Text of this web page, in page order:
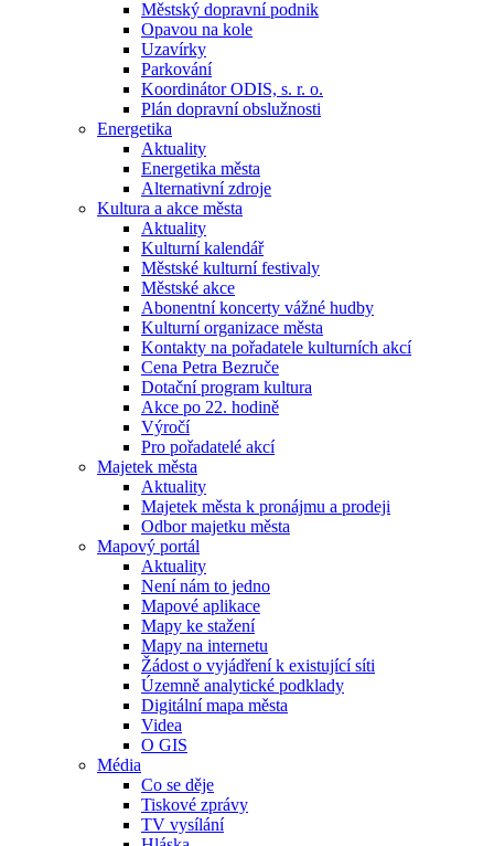
Městský dopravní podnik
Opavou na kole
Uzavírky
Parkování
Koordinátor ODIS, s. r. o.
Plán dopravní obslužnosti
Energetika
Aktuality
Energetika města
Alternativní zdroje
Kultura a akce města
Aktuality
Kulturní kalendář
Městské kulturní festivaly
Městské akce
Abonentní koncerty vážné hudby
Kulturní organizace města
Kontakty na pořadatele kulturních akcí
Cena Petra Bezruče
Dotační program kultura
Akce po 22. hodině
Výročí
Pro pořadatelé akcí
Majetek města
Aktuality
Majetek města k pronájmu a prodeji
Odbor majetku města
Mapový portál
Aktuality
Není nám to jedno
Mapové aplikace
Mapy ke stažení
Mapy na internetu
Žádost o vyjádření k existující síti
Územně analytické podklady
Digitální mapa města
Videa
O GIS
Média
Co se děje
Tiskové zprávy
TV vysílání